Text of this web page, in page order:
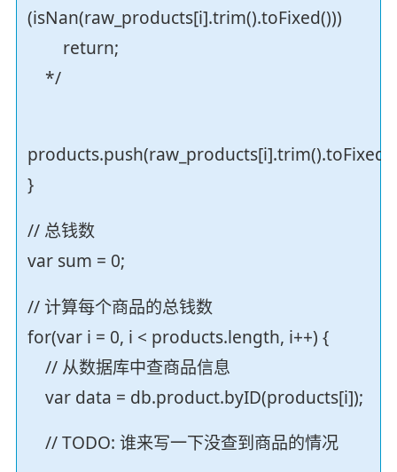
(isNan(raw_products[i].trim().toFixed()))
return;
*/
}
// 总钱数
var sum = 0;
// 计算每个商品的总钱数
for(var i = 0, i < products.length, i++) {
// 从数据库中查商品信息
var data = db.product.byID(products[i]);
// TODO: 谁来写一下没查到商品的情况